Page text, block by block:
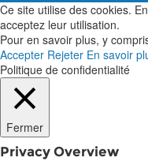
Ce site utilise des cookies.
acceptez leur utilisation.
Pour en savoir plus, y
Accepter Rejeter En savoir
Politique de confidentialité
Fermer
Privacy Overview